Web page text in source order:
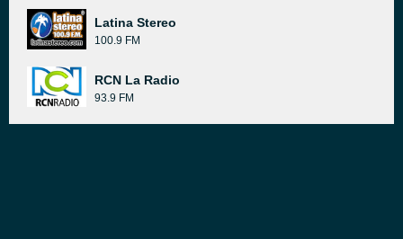
Latina Stereo
100.9 FM
RCN La Radio
93.9 FM